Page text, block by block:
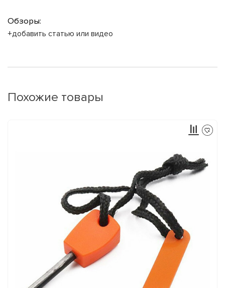
Обзоры:
+добавить статью или видео
Похожие товары